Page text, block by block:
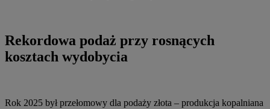
Rekordowa podaż przy rosnących
kosztach wydobycia
Rok 2025 był przełomowy dla podaży złota – produkcja kopalniana